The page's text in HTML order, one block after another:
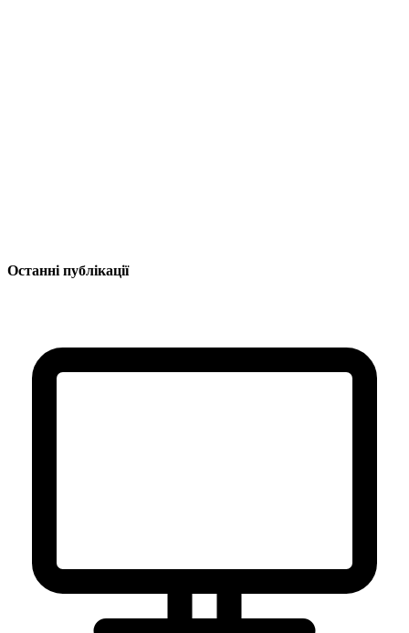
Останні публікації